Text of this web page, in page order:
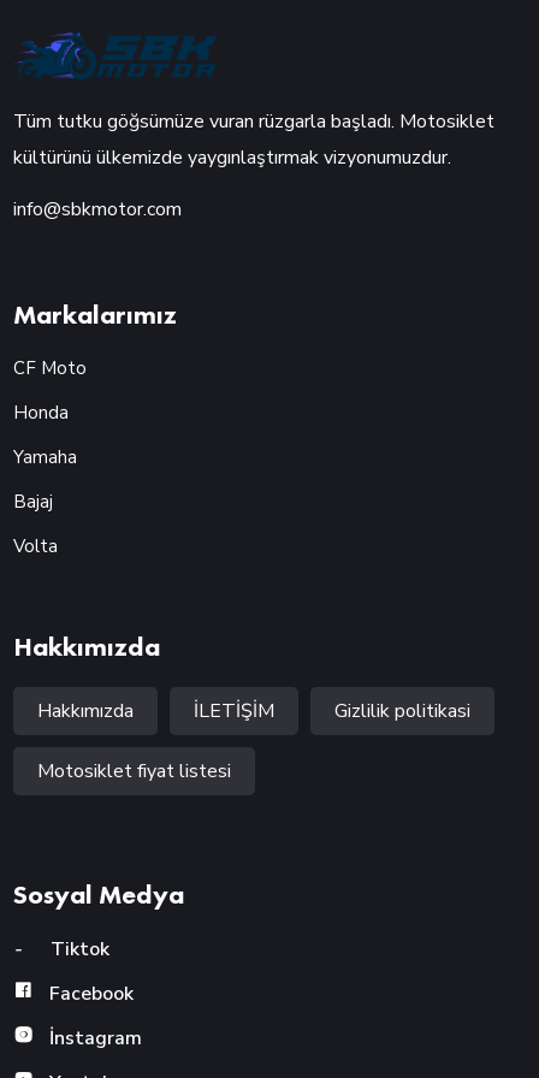
Tüm tutku göğsümüze vuran rüzgarla başladı. Motosiklet
kültürünü ülkemizde yaygınlaştırmak vizyonumuzdur.
info@sbkmotor.com
Markalarımız
CF Moto
Honda
Yamaha
Bajaj
Volta
Hakkımızda
Hakkımızda İLETİŞİM Gizlilik politikasi
Motosiklet fiyat listesi
Sosyal Medya
-
Tiktok
Facebook
İnstagram